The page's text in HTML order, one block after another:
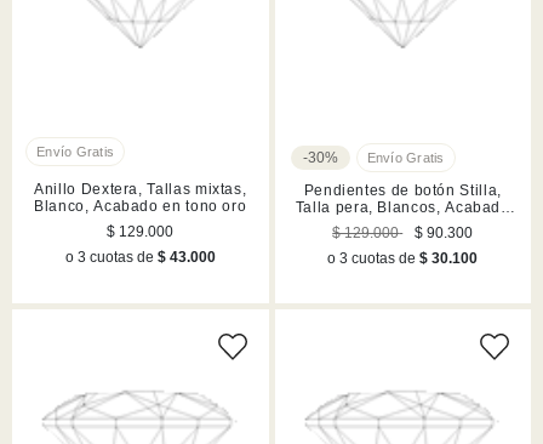
Anillo Dextera, Tallas mixtas,
Blanco, Acabado en tono oro
$ 129.000
o 3 cuotas de $ 43.000
-30%
Pendientes de botón Stilla,
Talla pera, Blancos, Acabado
en tono oro rosa
$ 129.000
$ 90.300
o 3 cuotas de$ 30.100